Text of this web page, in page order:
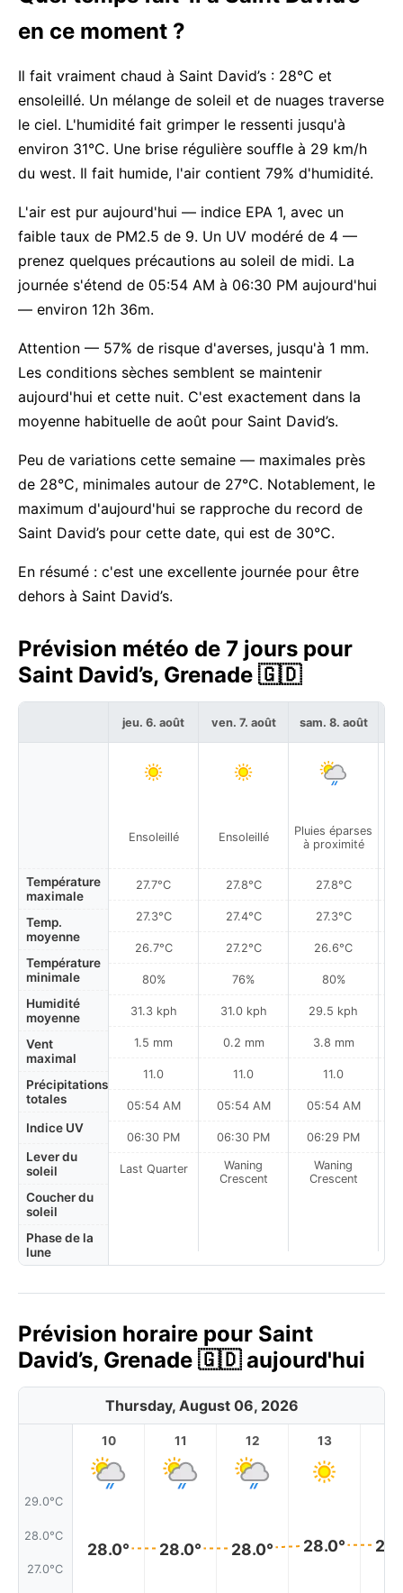
en ce moment ?
Il fait vraiment chaud à Saint David’s : 28°C et
ensoleillé. Un mélange de soleil et de nuages traverse
le ciel. L'humidité fait grimper le ressenti jusqu'à
environ 31°C. Une brise régulière souffle à 29 km/h
du west. Il fait humide, l'air contient 79% d'humidité.
L'air est pur aujourd'hui — indice EPA 1, avec un
faible taux de PM2.5 de 9. Un UV modéré de 4 —
prenez quelques précautions au soleil de midi. La
journée s'étend de 05:54 AM à 06:30 PM aujourd'hui
— environ 12h 36m.
Attention — 57% de risque d'averses, jusqu'à 1 mm.
Les conditions sèches semblent se maintenir
aujourd'hui et cette nuit. C'est exactement dans la
moyenne habituelle de août pour Saint David’s.
Peu de variations cette semaine — maximales près
de 28°C, minimales autour de 27°C. Notablement, le
maximum d'aujourd'hui se rapproche du record de
Saint David’s pour cette date, qui est de 30°C.
En résumé : c'est une excellente journée pour être
dehors à Saint David’s.
Prévision météo de 7 jours pour
Saint David’s, Grenade 🇬🇩
Température
maximale
Temp.
moyenne
Température
minimale
Humidité
moyenne
Vent
maximal
Précipitations
totales
Indice UV
Lever du
soleil
Coucher du
soleil
Phase de la
lune
jeu. 6. août
Ensoleillé
27.7°C
27.3°C
26.7°C
80%
31.3 kph
1.5 mm
11.0
05:54 AM
06:30 PM
Last Quarter
ven. 7. août
Ensoleillé
27.8°C
27.4°C
27.2°C
76%
31.0 kph
0.2 mm
11.0
05:54 AM
06:30 PM
Waning
Crescent
sam. 8. août
Pluies éparses
à proximité
27.8°C
27.3°C
26.6°C
80%
29.5 kph
3.8 mm
11.0
05:54 AM
06:29 PM
Waning
Crescent
Prévision horaire pour Saint
David’s, Grenade 🇬🇩 aujourd'hui
Thursday, August 06, 2026
29.0°C
28.0°C
27.0°C
10
28.0°
11
28.0°
12
28.0°
13
28.0°